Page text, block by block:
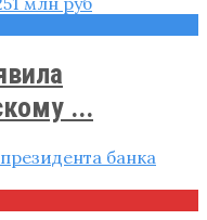
...